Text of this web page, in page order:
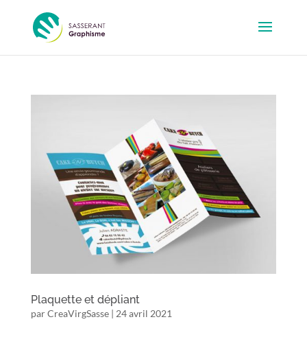
Plaquette et dépliant
parCreaVirgSasse| 24 avril 2021